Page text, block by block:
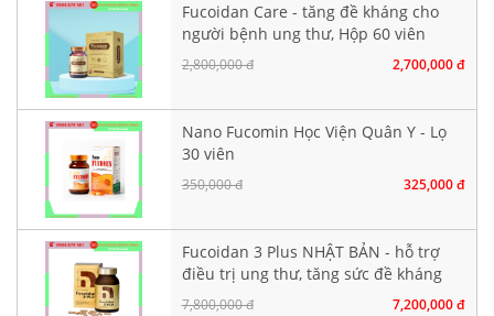
Fucoidan Care - tăng đề kháng cho
người bệnh ung thư, Hộp 60 viên
nang cứng
2,800,000 đ 2,700,000 đ
Nano Fucomin Học Viện Quân Y - Lọ
30 viên
350,000 đ 325,000 đ
Fucoidan 3 Plus NHẬT BẢN - hỗ trợ
điều trị ung thư, tăng sức đề kháng
7,800,000 đ 7,200,000 đ